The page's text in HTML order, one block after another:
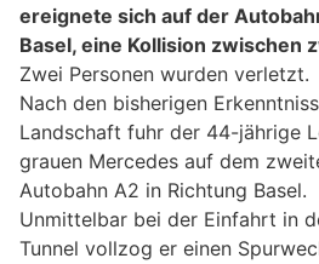
ereignete sich auf der
Basel, eine Kollision zwischen
Zwei Personen wurden verletzt.
Nach den bisherigen
Landschaft fuhr der 44-jährige
grauen Mercedes auf dem
Autobahn A2 in Richtung Basel.
Unmittelbar bei der Einfahrt in
Tunnel vollzog er einen